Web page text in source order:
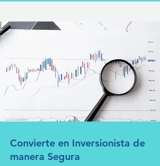
Convierte en Inversionista de
manera Segura